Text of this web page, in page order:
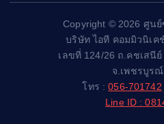
Copyright © 2026 ศูน
บริษัท ไอที คอมมิวนิเค
เลขที่ 124/26 ถ.คชเสนี
จ.เพชรบูร
โทร :056-701742
Line ID :